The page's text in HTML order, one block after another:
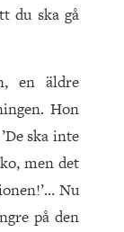
du ska gå
en äldre
Hon
ska inte
men det
Nu
på den